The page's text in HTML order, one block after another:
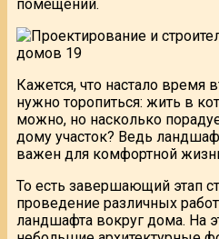
помещений.
Кажется, что настало время
нужно торопиться: жить в
можно, но насколько
дому участок? Ведь
важен для комфортной
То есть завершающий этап
проведение различных
ландшафта вокруг дома. На